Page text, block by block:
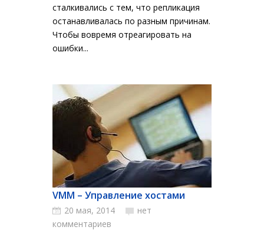
сталкивались с тем, что репликация
останавливалась по разным причинам.
Чтобы вовремя отреагировать на
ошибки...
VMM – Управление хостами
20 мая, 2014
нет
комментариев